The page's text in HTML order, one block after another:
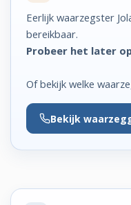
Eerlijk waarzegster
bereikbaar.
Probeer het later
Of bekijk welke
Bekijk